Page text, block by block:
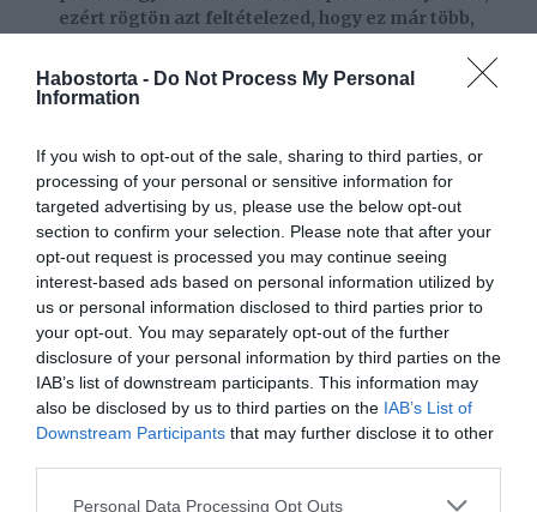
Habostorta - Do Not Process My Personal
Information
If you wish to opt-out of the sale, sharing to third parties, or
processing of your personal or sensitive information for
targeted advertising by us, please use the below opt-out
section to confirm your selection. Please note that after your
opt-out request is processed you may continue seeing
interest-based ads based on personal information utilized by
us or personal information disclosed to third parties prior to
your opt-out. You may separately opt-out of the further
disclosure of your personal information by third parties on the
IAB’s list of downstream participants. This information may
also be disclosed by us to third parties on the IAB’s List of
Downstream Participants that may further disclose it to other
Please note that this website/app uses one or more Google
Personal Data Processing Opt Outs
ezért rögtön azt feltételezed, hogy ez már több,
Valóság: Sajnos egy érzelmi kapocs, még nem elég a
6.
félreértés: Azt mondja Neked, hogy nem akar
komoly kapcsolatot, de ettől függetlenül sok időt
töltötök együtt. Ebből pedig azt gondolod, hogy
mégis lehet valami.
Valóság: Ha egy ember szavai és tettei élesen
különböznek egymástól, akkor nehéz okosnak lenni, és
kitalálni, melyik fedi a valóságot. De ha valaki szeretne a
párod lenni, akkor miért állítaná az ellenkezőjét?
7.
félreértés: Már az első randin együtt töltitek az
éjszakát, ezért azt hiszed, hogy ebből komoly
párkapcsolat lesz